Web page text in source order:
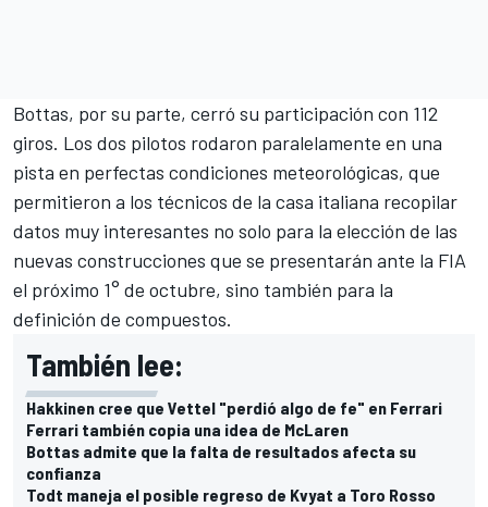
Bottas, por su parte, cerró su participación con 112
giros. Los dos pilotos rodaron paralelamente en una
pista en perfectas condiciones meteorológicas, que
permitieron a los técnicos de la casa italiana recopilar
datos muy interesantes no solo para la elección de las
nuevas construcciones que se presentarán ante la FIA
el próximo 1° de octubre, sino también para la
definición de compuestos.
También lee:
Hakkinen cree que Vettel "perdió algo de fe" en Ferrari
Ferrari también copia una idea de McLaren
Bottas admite que la falta de resultados afecta su
confianza
Todt maneja el posible regreso de Kvyat a Toro Rosso